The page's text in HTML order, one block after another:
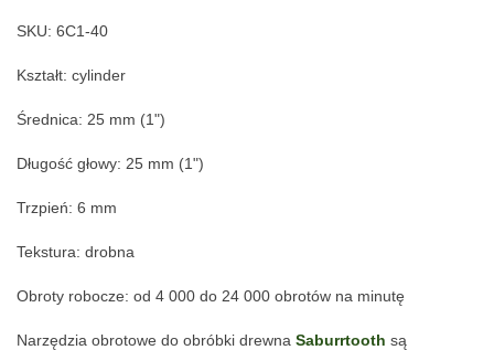
SKU: 6C1-40
Kształt: cylinder
Średnica: 25 mm (1")
Długość głowy: 25 mm (1")
Trzpień: 6 mm
Tekstura: drobna
Obroty robocze: od 4 000 do 24 000 obrotów na minutę
Narzędzia obrotowe do obróbki drewna Saburrtooth są